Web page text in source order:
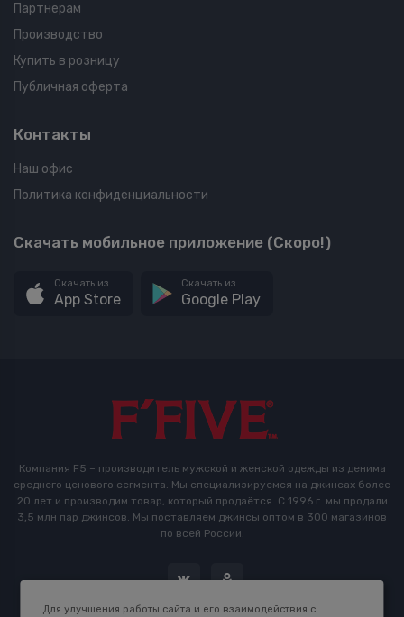
Партнерам
Производство
Купить в розницу
Публичная оферта
Контакты
Наш офис
Политика конфиденциальности
Скачать мобильное приложение (Скоро!)
Скачать из
App Store
Скачать из
Google Play
Компания F5 – производитель мужской и женской одежды из денима
среднего ценового сегмента. Мы специализируемся на джинсах более
20 лет и производим товар, который продаётся. С 1996 г. мы продали
3,5 млн пар джинсов. Мы поставляем джинсы оптом в 300 магазинов
по всей России.
Для улучшения работы сайта и его взаимодействия с